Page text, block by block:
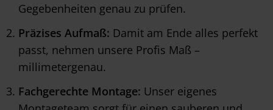
Gegebenheiten genau zu prüfen.
Präzises Aufmaß: Damit am Ende alles perfekt
passt, nehmen unsere Profis Maß –
millimetergenau.
Fachgerechte Montage: Unser eigenes